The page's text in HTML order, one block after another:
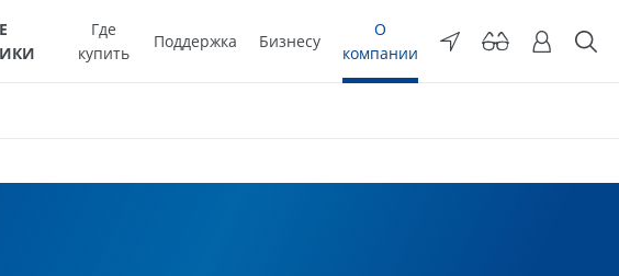
Где
купить
Поддержка Бизнесу
О
компании